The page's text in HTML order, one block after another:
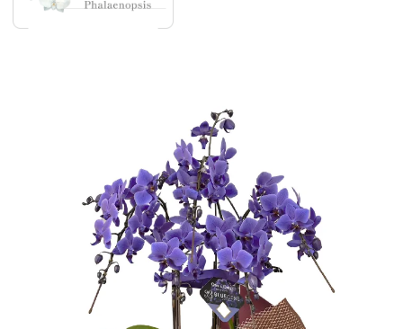
Orchid
会員登録
お問い合わせ
会社概要
特定商取引法に基づく表示
個人情報の取扱いについて